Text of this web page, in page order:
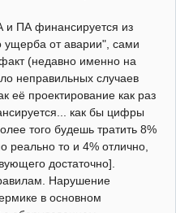
и ПА финансируется из
ущерба от аварии", сами
(недавно именно на
неправильных случаев
её проектирование как раз
как бы цифры
того будешь тратить 8%
реально то и 4% отлично,
достаточно].
Нарушение
в основном